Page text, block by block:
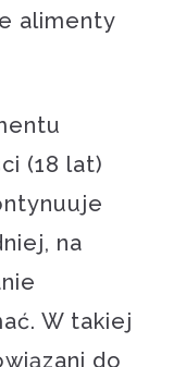
alimenty
(18 lat)
na
W takiej
do